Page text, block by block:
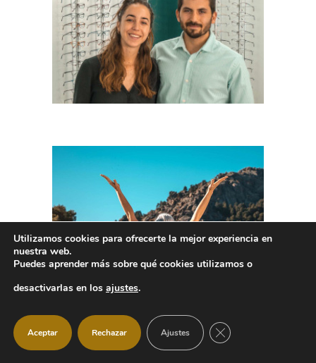
Utilizamos cookies para ofrecerte la mejor experiencia en
nuestra web.
Puedes aprender más sobre qué cookies utilizamos o
desactivarlas en los ajustes.
Aceptar Rechazar Ajustes CERRAR EL